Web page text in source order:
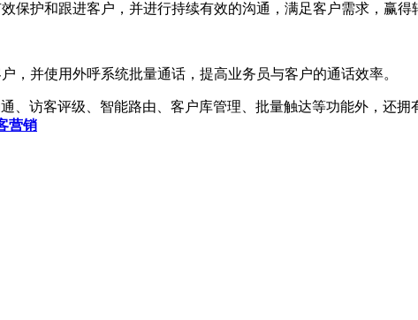
护和跟进客户，并进行持续有效的沟通，满足客户需求，赢得
并使用外呼系统批量通话，提高业务员与客户的通话效率。
访客评级、智能路由、客户库管理、批量触达等功能外，还拥
营销